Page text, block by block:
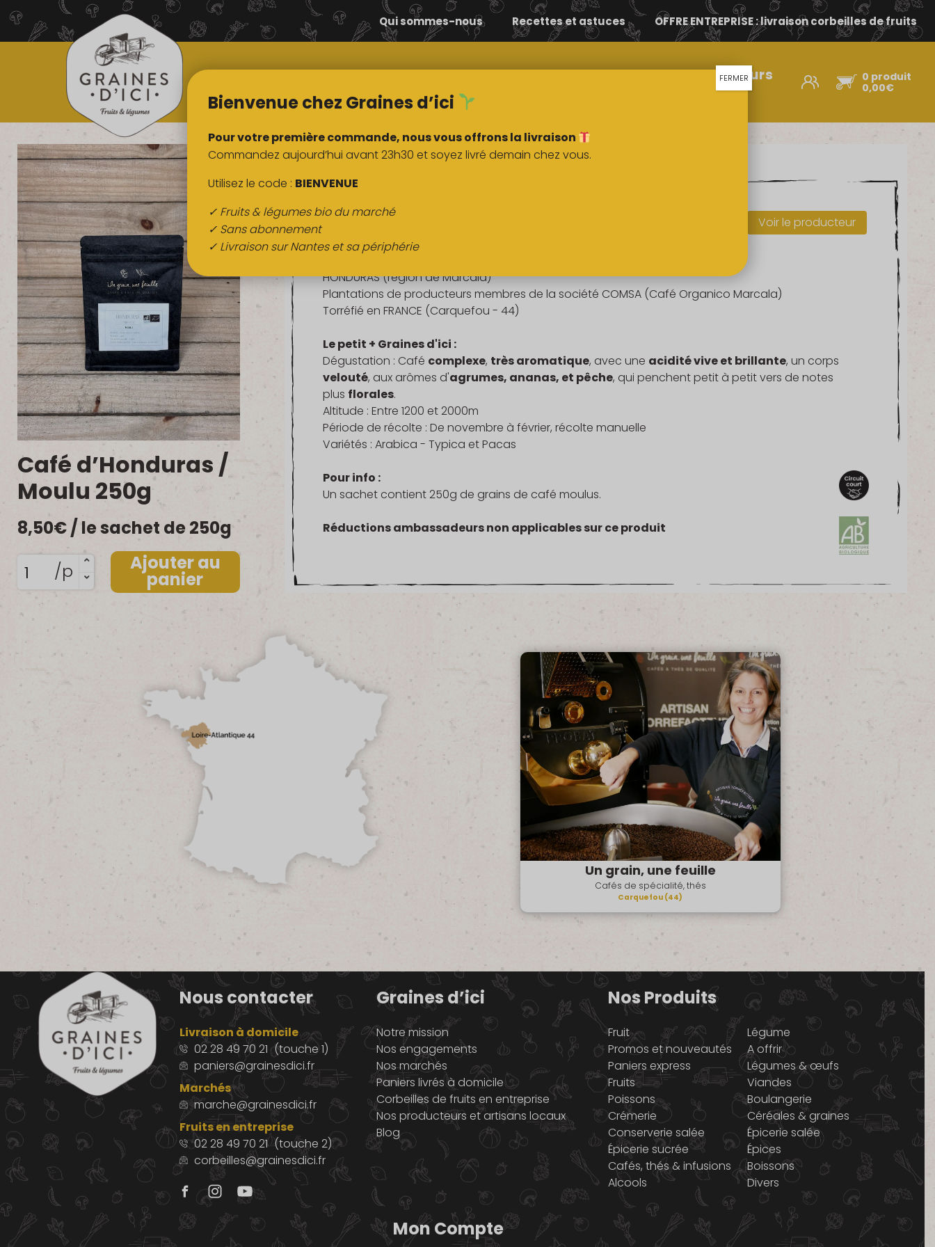
0 produit
0,00€
TOUS NOS
Comment ça
marche ?
Nos
Nos producteurs
d’ici
Qui sommes-nous Recettes et astuces OFFRE ENTREPRISE : livraison corbeilles de fruits
Café d’Honduras /
Moulu 250g
8,50€/ le sachet de 250g
quantité
de
Café
d'Honduras
/
Moulu
250g
/p Ajouter au
panier
DESCRIPTION
Voir le producteur
Café d’Honduras / Moulu 250g
HONDURAS (région de Marcala)
Plantations de producteurs membres de la société COMSA (Café Organico Marcala)
Torréfié en FRANCE (Carquefou - 44)
Le petit + Graines d'ici :
Dégustation : Café complexe, très aromatique, avec une acidité vive et brillante, un corps
velouté, aux arômes d'agrumes, ananas, et pêche, qui penchent petit à petit vers de notes
plus florales.
Altitude : Entre 1200 et 2000m
Période de récolte : De novembre à février, récolte manuelle
Variétés : Arabica - Typica et Pacas
Pour info :
Un sachet contient 250g de grains de café moulus.
Réductions ambassadeurs non applicables sur ce produit
Un grain, une feuille
Cafés de spécialité, thés
Carquefou (44)
Nous contacter
Livraison à domicile
02 28 49 70 21 (touche 1)
paniers@grainesdici.fr
Marchés
marche@grainesdici.fr
Fruits en entreprise
02 28 49 70 21 (touche 2)
corbeilles@grainesdici.fr
Graines d’ici
Notre mission
Nos engagements
Nos marchés
Paniers livrés à domicile
Corbeilles de fruits en entreprise
Nos producteurs et artisans locaux
Blog
Nos Produits
Fruit
Légume
Promos et nouveautés
A offrir
Paniers express
Légumes & œufs
Fruits
Viandes
Poissons
Boulangerie
Crémerie
Céréales & graines
Conserverie salée
Épicerie salée
Épicerie sucrée
Épices
Cafés, thés & infusions
Boissons
Alcools
Divers
Mon Compte
Bienvenue chez Graines d’ici
Pour votre première commande, nous vous offrons la livraison
Commandez aujourd’hui avant 23h30 et soyez livré demain chez vous.
Utilisez le code : BIENVENUE
✓ Fruits & légumes bio du marché
✓ Sans abonnement
✓ Livraison sur Nantes et sa périphérie
FERMER